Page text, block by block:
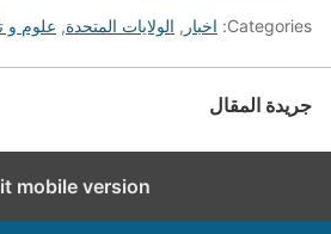
Categories: اخبار , الولايات المتحدة, علوم و
جريدة المقال
mobile version